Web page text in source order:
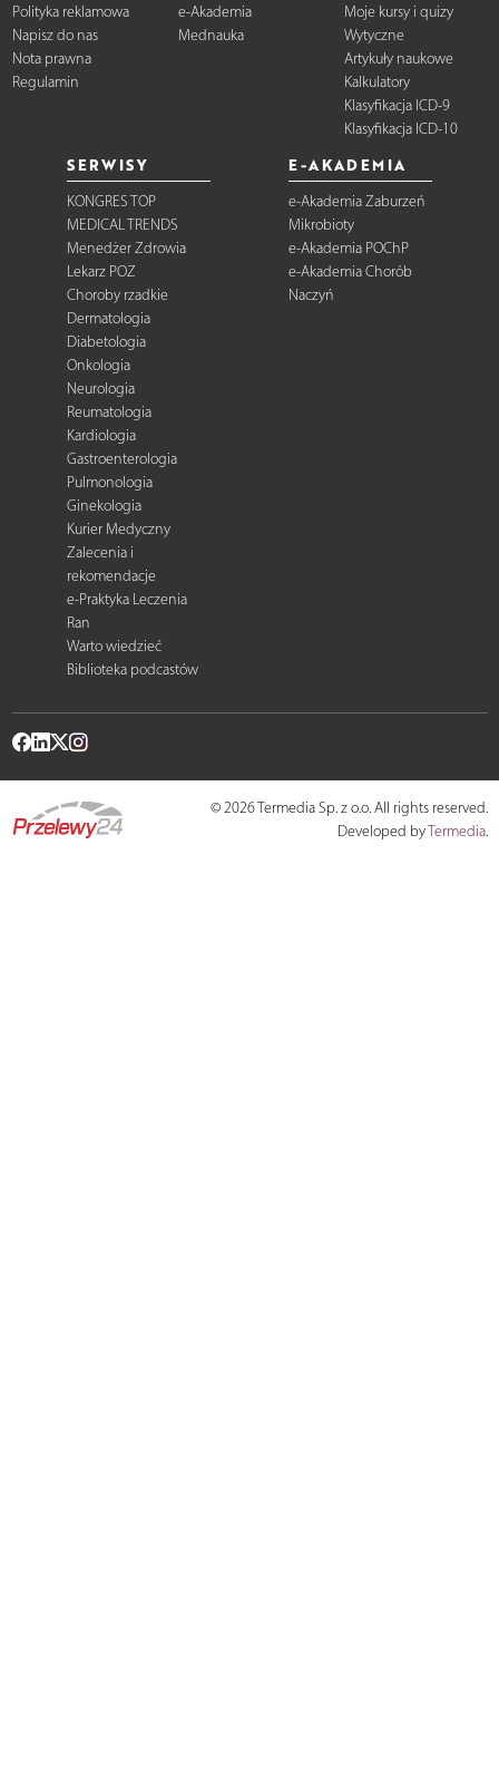
Polityka reklamowa
Napisz do nas
Nota prawna
Regulamin
e-Akademia
Mednauka
Moje kursy i quizy
Wytyczne
Artykuły naukowe
Kalkulatory
Klasyfikacja ICD-9
Klasyfikacja ICD-10
SERWISY
KONGRES TOP
MEDICAL TRENDS
Menedżer Zdrowia
Lekarz POZ
Choroby rzadkie
Dermatologia
Diabetologia
Onkologia
Neurologia
Reumatologia
Kardiologia
Gastroenterologia
Pulmonologia
Ginekologia
Kurier Medyczny
Zalecenia i
rekomendacje
e-Praktyka Leczenia
Ran
Warto wiedzieć
Biblioteka podcastów
E-AKADEMIA
e-Akademia Zaburzeń
Mikrobioty
e-Akademia POChP
e-Akademia Chorób
Naczyń
© 2026 Termedia Sp. z o.o. All rights reserved.
Developed byTermedia.